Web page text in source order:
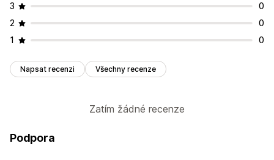
3
0
2
0
1
0
Napsat recenzi Všechny recenze
Zatím žádné recenze
Podpora